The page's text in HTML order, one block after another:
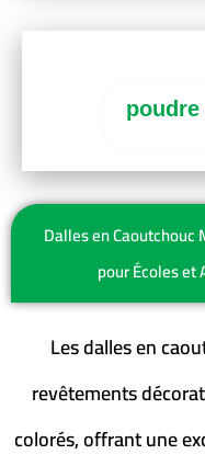
Dalles en
pour Écoles et
Les dalles en
revêtements
colorés, offrant une